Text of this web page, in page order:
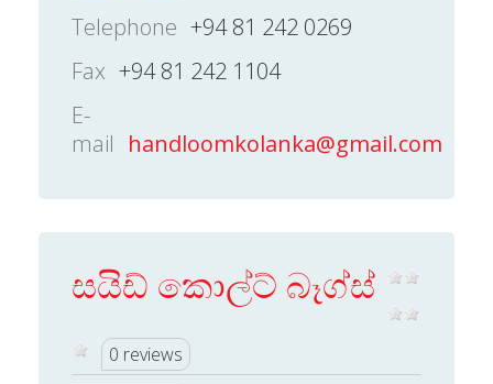
Telephone +94 81 242 0269
Fax +94 81 242 1104
E-
mail handloomkolanka@gmail.com
සයිඩ් කොල්ට් බෑග්ස්
0 reviews